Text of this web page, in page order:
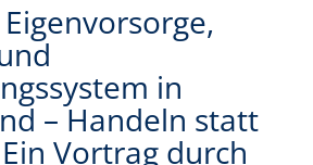
in
– Handeln statt
Vortrag durch